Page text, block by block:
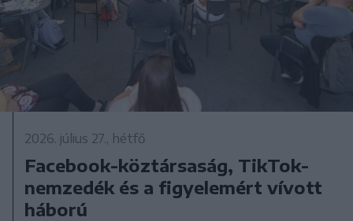
2026. július 27., hétfő
Facebook-köztársaság, TikTok-
nemzedék és a figyelemért vívott
háború